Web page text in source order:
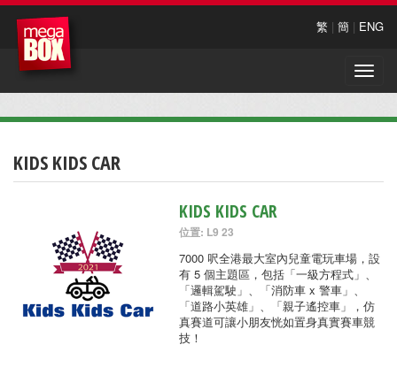
繁 | 簡 | ENG
Toggle
KIDS KIDS CAR
KIDS KIDS CAR
位置: L9 23
7000 呎全港最大室內兒童電玩車場，設
有 5 個主題區，包括「一級方程式」、
「邏輯駕駛」、「消防車 x 警車」、
「道路小英雄」、「親子遙控車」，仿
真賽道可讓小朋友恍如置身真實賽車競
技！